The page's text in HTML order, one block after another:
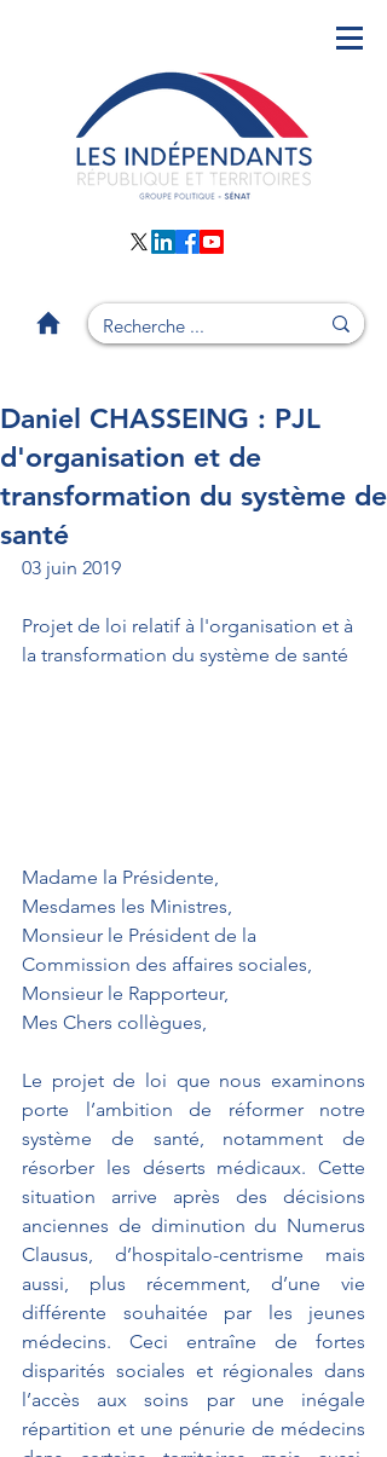
Daniel CHASSEING : PJL
d'organisation et de
transformation du système de
santé
03 juin 2019
Projet de loi relatif à l'organisation et à
la transformation du système de santé
Madame la Présidente,
Mesdames les Ministres,
Monsieur le Président de la
Commission des affaires sociales,
Monsieur le Rapporteur,
Mes Chers collègues,
Le projet de loi que nous examinons
porte l’ambition de réformer notre
système de santé, notamment de
résorber les déserts médicaux. Cette
situation arrive après des décisions
anciennes de diminution du Numerus
Clausus, d’hospitalo-centrisme mais
aussi, plus récemment, d’une vie
différente souhaitée par les jeunes
médecins. Ceci entraîne de fortes
disparités sociales et régionales dans
l’accès aux soins par une inégale
répartition et une pénurie de médecins